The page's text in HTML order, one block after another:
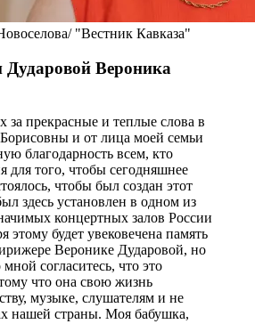
"Вестник Кавказа"
Вероника
за прекрасные и теплые слова в
и от лица моей семьи
благодарность всем, кто
для того, чтобы сегодняшнее
чтобы был создан этот
здесь установлен в одном из
концертных залов России
этому будет увековечена память
Веронике Дударовой, но
согласитесь, что это
что она свою жизнь
музыке, слушателям и не
нашей страны. Моя бабушка,